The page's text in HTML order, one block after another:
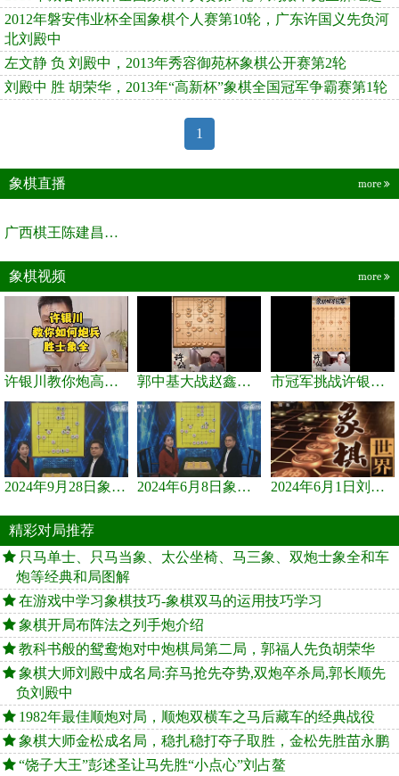
2012年磐安伟业杯全国象棋个人赛第10轮，广东许国义先负河
北刘殿中
左文静 负 刘殿中，2013年秀容御苑杯象棋公开赛第2轮
刘殿中 胜 胡荣华，2013年“高新杯”象棋全国冠军争霸赛第1轮
1
象棋直播 more
广西棋王陈建昌直播间
象棋视频 more
许银川教你炮高兵士象全如何赢士象全，简单四步即可 郭中基大战赵鑫鑫，许银川激情讲解 市冠军挑战许银川，急进中兵变化真激烈！
2024年9月28日象棋世界栏目，刘君、蒋川讲解了第九届杨官璘杯象棋... 2024年6月8日象棋世界，刘君、蒋川讲解了第九届杨官璘杯全国象棋... 2024年6月1日刘君、蒋川讲解第三届上海杯象棋大师赛谢靖与李少庚...
精彩对局推荐
只马单士、只马当象、太公坐椅、马三象、双炮士象全和车
炮等经典和局图解
在游戏中学习象棋技巧-象棋双马的运用技巧学习
象棋开局布阵法之列手炮介绍
教科书般的鸳鸯炮对中炮棋局第二局，郭福人先负胡荣华
象棋大师刘殿中成名局:弃马抢先夺势,双炮卒杀局,郭长顺先
负刘殿中
1982年最佳顺炮对局，顺炮双横车之马后藏车的经典战役
象棋大师金松成名局，稳扎稳打夺子取胜，金松先胜苗永鹏
“饶子大王”彭述圣让马先胜“小点心”刘占鳌